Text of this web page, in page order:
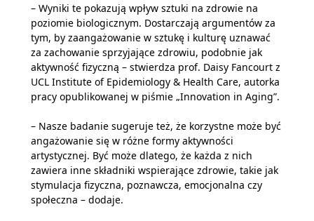
– Wyniki te pokazują wpływ sztuki na zdrowie na
poziomie biologicznym. Dostarczają argumentów za
tym, by zaangażowanie w sztukę i kulturę uznawać
za zachowanie sprzyjające zdrowiu, podobnie jak
aktywność fizyczną – stwierdza prof. Daisy Fancourt z
UCL Institute of Epidemiology & Health Care, autorka
pracy opublikowanej w piśmie „Innovation in Aging”.
– Nasze badanie sugeruje też, że korzystne może być
angażowanie się w różne formy aktywności
artystycznej. Być może dlatego, że każda z nich
zawiera inne składniki wspierające zdrowie, takie jak
stymulacja fizyczna, poznawcza, emocjonalna czy
społeczna – dodaje.